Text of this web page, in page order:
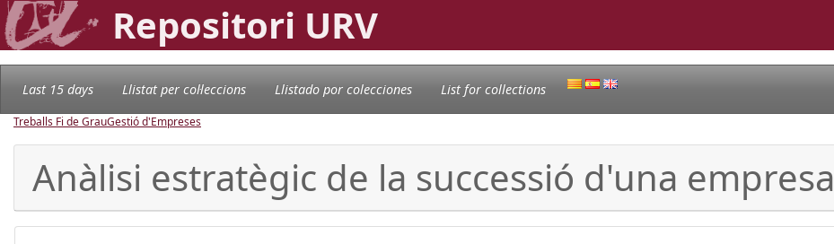
Repositori URV
Last 15 days Llistat per col·leccions Llistado por colecciones List for collections
Treballs Fi de GrauGestió d'Empreses
Anàlisi estratègic de la successió d'una empresa